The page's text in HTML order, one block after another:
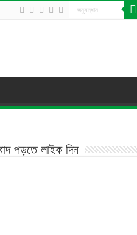
পড়তে লাইক দিন